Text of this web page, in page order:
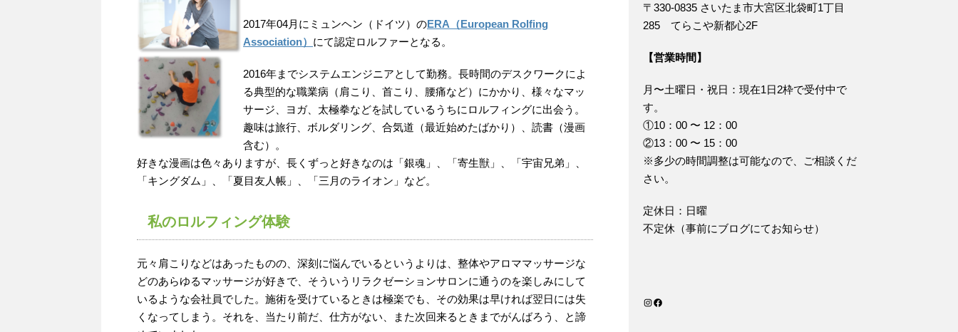
2017年04月にミュンヘン（ドイツ）のERA（European Rolfing
Association） にて認定ロルファーとなる。
2016年までシステムエンジニアとして勤務。長時間のデスクワークによ
る典型的な職業病（肩こり、首こり、腰痛など）にかかり、様々なマッ
サージ、ヨガ、太極拳などを試しているうちにロルフィングに出会う。
趣味は旅行、ボルダリング、合気道（最近始めたばかり）、読書（漫画
含む）。
好きな漫画は色々ありますが、長くずっと好きなのは「銀魂」、「寄生獣」、「宇宙兄弟」、
「キングダム」、「夏目友人帳」、「三月のライオン」など。
私のロルフィング体験
元々肩こりなどはあったものの、深刻に悩んでいるというよりは、整体やアロママッサージな
どのあらゆるマッサージが好きで、そういうリラクゼーションサロンに通うのを楽しみにして
いるような会社員でした。施術を受けているときは極楽でも、その効果は早ければ翌日には失
くなってしまう。それを、当たり前だ、仕方がない、また次回来るときまでがんばろう、と諦
〒330-0835 さいたま市大宮区北袋町1丁目
285 てらこや新都心2F
【営業時間】
月〜土曜日・祝日：現在1日2枠で受付中で
す。
①10：00 〜 12：00
②13：00 〜 15：00
※多少の時間調整は可能なので、ご相談くだ
さい。
定休日：日曜
不定休（事前にブログにてお知らせ）
Instagram
Facebook